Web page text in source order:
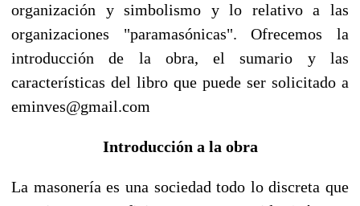
organización y simbolismo y lo relativo a las
organizaciones "paramasónicas". Ofrecemos la
introducción de la obra, el sumario y las
características del libro que puede ser solicitado a
eminves@gmail.com
Introducción a la obra
La masonería es una sociedad todo lo discreta que